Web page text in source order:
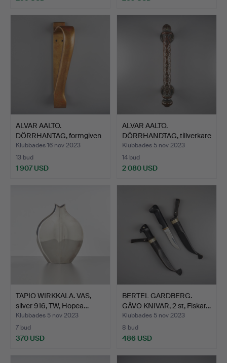
ALVAR AALTO.
DÖRRHANTAG, formgiven
1955.
Klubbades 16 nov 2023
13 bud
1 907 USD
ALVAR AALTO.
DÖRRHANDTAG, tillverkare
Tait…
Klubbades 5 nov 2023
14 bud
2 080 USD
TAPIO WIRKKALA. VAS,
silver 916, TW, Hopea…
Klubbades 5 nov 2023
7 bud
370 USD
BERTEL GARDBERG.
GÅVO KNIVAR, 2 st, Fiskar…
Klubbades 5 nov 2023
8 bud
486 USD